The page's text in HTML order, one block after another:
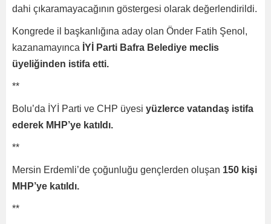
dahi çıkaramayacağının göstergesi olarak değerlendirildi.
Kongrede il başkanlığına aday olan Önder Fatih Şenol,
kazanamayınca İYİ Parti Bafra Belediye meclis
üyeliğinden istifa etti.
**
Bolu’da İYİ Parti ve CHP üyesi yüzlerce vatandaş istifa
ederek MHP’ye katıldı.
**
Mersin Erdemli’de çoğunluğu gençlerden oluşan 150 kişi
MHP’ye katıldı.
**